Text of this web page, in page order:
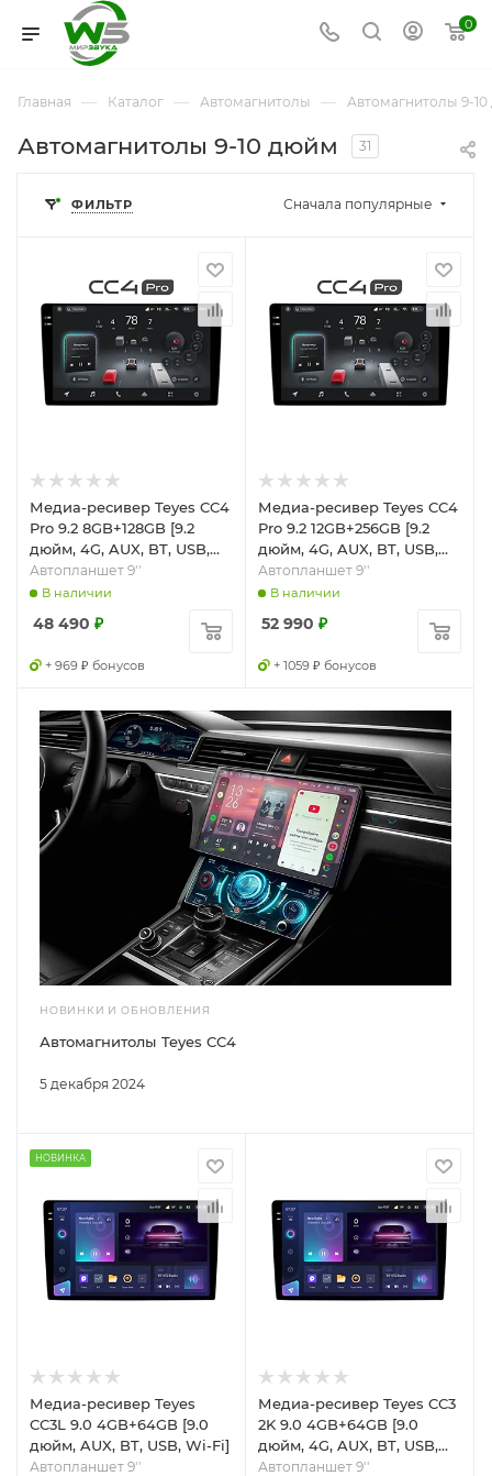
0
Главная — Каталог — Автомагнитолы — Автомагнитолы 9-
Автомагнитолы 9-10 дюйм 31
ФИЛЬТР Сначала популярные
Медиа-ресивер Teyes CC4
Pro 9.2 8GB+128GB [9.2
дюйм, 4G, AUX, BT, USB,
Wi-Fi]
Автопланшет 9''
В наличии
48 490 ₽
+ 969 ₽ бонусов
Медиа-ресивер Teyes CC4
Pro 9.2 12GB+256GB [9.2
дюйм, 4G, AUX, BT, USB,
Wi-Fi]
Автопланшет 9''
В наличии
52 990 ₽
+ 1059 ₽ бонусов
НОВИНКИ И ОБНОВЛЕНИЯ
5 декабря 2024
Автомагнитолы Teyes CC4
НОВИНКА
Медиа-ресивер Teyes
CC3L 9.0 4GB+64GB [9.0
дюйм, AUX, BT, USB, Wi-Fi]
Автопланшет 9''
Медиа-ресивер Teyes CC3
2K 9.0 4GB+64GB [9.0
дюйм, 4G, AUX, BT, USB,
Wi-Fi]
Автопланшет 9''